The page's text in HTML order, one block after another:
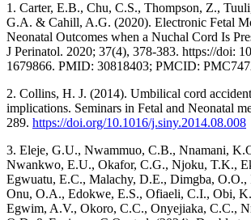
1. Carter, E.B., Chu, C.S., Thompson, Z.,
G.A. & Cahill, A.G. (2020). Electronic Fetal
Neonatal Outcomes when a Nuchal Cord Is
J Perinatol. 2020; 37(4), 378-383. https://doi:
1679866. PMID: 30818403; PMCID:
2. Collins, H. J. (2014). Umbilical cord
implications. Seminars in Fetal and Neonatal
289. https://doi.org/10.1016/j.siny.2014.08.008
3. Eleje, G.U., Nwammuo, C.B., Nnamani,
Nwankwo, E.U., Okafor, C.G., Njoku, T.K.,
Egwuatu, E.C., Malachy, D.E., Dimgba, O.O.,
Onu, O.A., Edokwe, E.S., Ofiaeli, C.I., Obi,
Egwim, A.V., Okoro, C.C., Onyejiaka, C.C.,